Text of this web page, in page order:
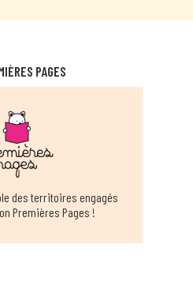
LES
PAGES
des territoires engagés
Premières Pages !